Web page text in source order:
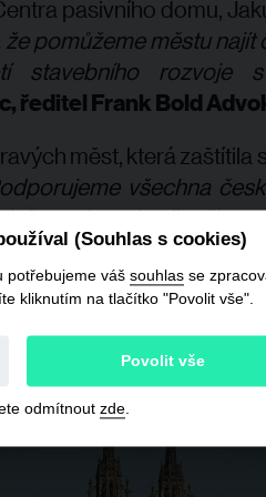
pasivního domu,
že pomůžeme městu najít
stavebního rozvoje
ředitel Frank Bold
měst, která zaštítila
všechna
zvednou kvalitu
Brno má nyní
"uvedl Švec.
(Souhlas s cookies)
potřebujeme váš souhlasse
kliknutím na tlačítko "Povolit vše".
Povolit vše
odmítnout zde.